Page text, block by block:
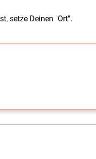
setze Deinen "Ort".